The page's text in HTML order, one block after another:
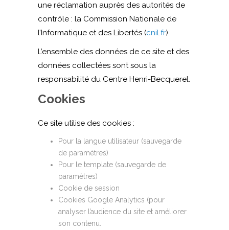
une réclamation auprès des autorités de
contrôle : la Commission Nationale de
l’Informatique et des Libertés (cnil.fr).
L’ensemble des données de ce site et des
données collectées sont sous la
responsabilité du Centre Henri-Becquerel.
Cookies
Ce site utilise des cookies :
Pour la langue utilisateur (sauvegarde
de paramètres)
Pour le template (sauvegarde de
paramètres)
Cookie de session
Cookies Google Analytics (pour
analyser l’audience du site et améliorer
son contenu.